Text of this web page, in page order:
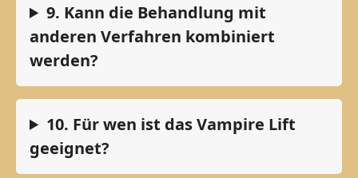
9. Kann die Behandlung mit
anderen Verfahren kombiniert
werden?
10. Für wen ist das Vampire Lift
geeignet?